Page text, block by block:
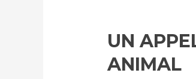
UN
ANIMAL